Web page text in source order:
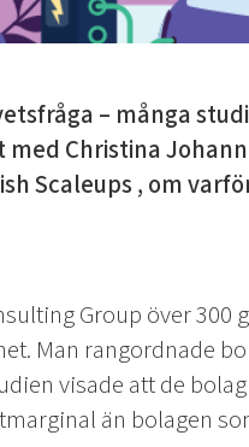
– många
Christina
Scaleups , om
Group över 300
Man rangordnade
visade att de
än bolagen